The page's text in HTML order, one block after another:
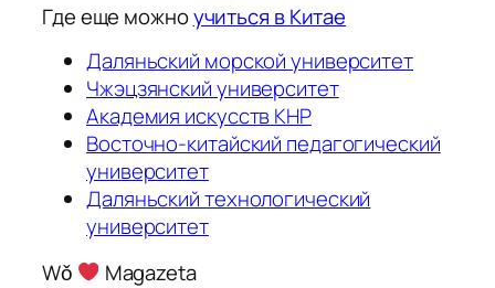
Где еще можноучиться в Китае
Даляньский морской университет
Чжэцзянский университет
Академия искусств КНР
Восточно-китайский педагогический
университет
Даляньский технологический
университет
Wǒ
Magazeta